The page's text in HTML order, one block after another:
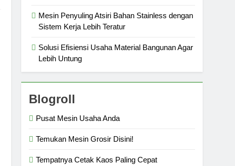
Mesin Penyuling Atsiri Bahan Stainless dengan
Sistem Kerja Lebih Teratur
Solusi Efisiensi Usaha Material Bangunan Agar
Lebih Untung
Blogroll
Pusat Mesin Usaha Anda
Temukan Mesin Grosir Disini!
Tempatnya Cetak Kaos Paling Cepat